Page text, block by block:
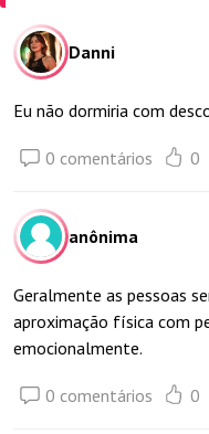
Danni
Eu não dormiria com
0 comentários 0
anônima
Geralmente as pessoas
aproximação física com
emocionalmente.
0 comentários 0